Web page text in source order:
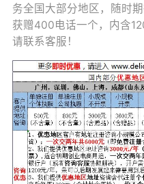
务全国大部分地区，随时
获赠400电话一个，内含
请联系客服！